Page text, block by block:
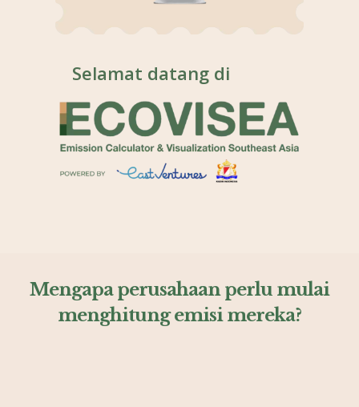
Selamat datang di
Mengapa perusahaan perlu mulai
menghitung emisi mereka?